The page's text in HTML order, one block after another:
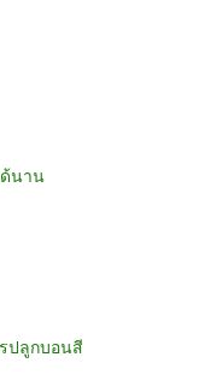
ด้นาน
ปลูกบอนสี